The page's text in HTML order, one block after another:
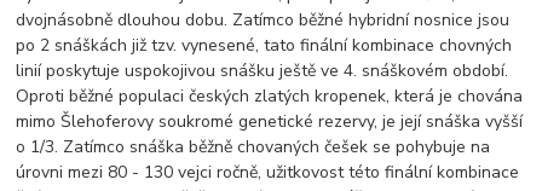
dvojnásobně dlouhou dobu. Zatímco běžné hybridní nosnice jsou
po 2 snáškách již tzv. vynesené, tato finální kombinace chovných
linií poskytuje uspokojivou snášku ještě ve 4. snáškovém období.
Oproti běžné populaci českých zlatých kropenek, která je chována
mimo Šlehoferovy soukromé genetické rezervy, je její snáška vyšší
o 1/3. Zatímco snáška běžně chovaných češek se pohybuje na
úrovni mezi 80 - 130 vejci ročně, užitkovost této finální kombinace